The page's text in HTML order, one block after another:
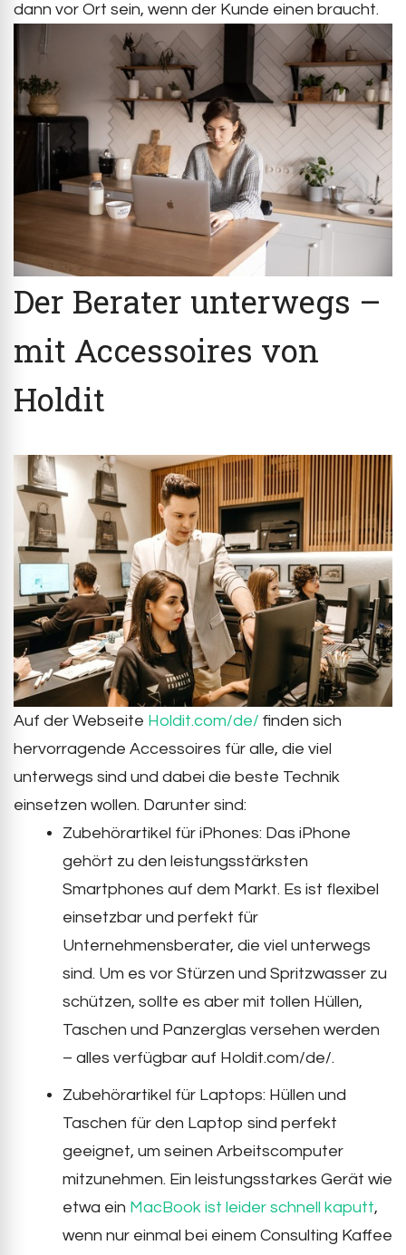
dann vor Ort sein, wenn der Kunde einen braucht.
Der Berater unterwegs –
mit Accessoires von
Holdit
Auf der Webseite Holdit.com/de/ finden sich
hervorragende Accessoires für alle, die viel
unterwegs sind und dabei die beste Technik
einsetzen wollen. Darunter sind:
Zubehörartikel für iPhones: Das iPhone
gehört zu den leistungsstärksten
Smartphones auf dem Markt. Es ist flexibel
einsetzbar und perfekt für
Unternehmensberater, die viel unterwegs
sind. Um es vor Stürzen und Spritzwasser zu
schützen, sollte es aber mit tollen Hüllen,
Taschen und Panzerglas versehen werden
– alles verfügbar auf Holdit.com/de/.
Zubehörartikel für Laptops: Hüllen und
Taschen für den Laptop sind perfekt
geeignet, um seinen Arbeitscomputer
mitzunehmen. Ein leistungsstarkes Gerät wie
etwa ein MacBook ist leider schnell kaputt,
wenn nur einmal bei einem Consulting Kaffee